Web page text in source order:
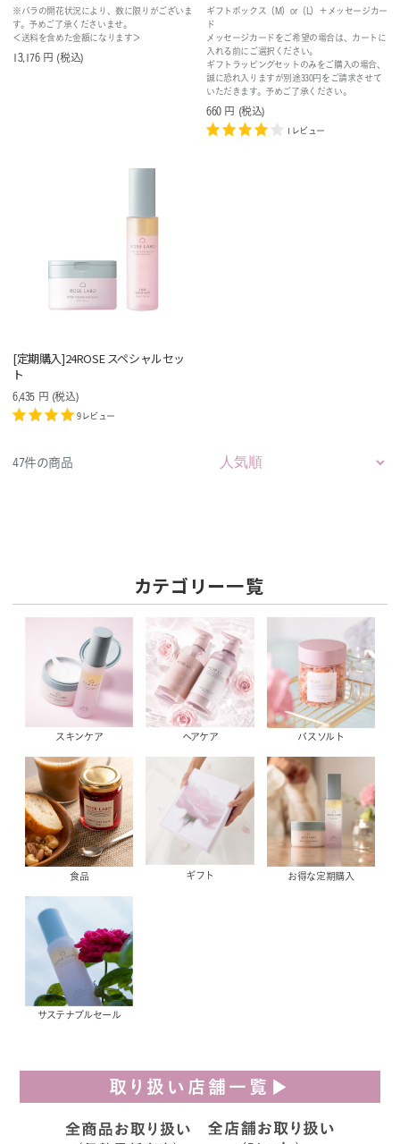
※バラの開花状況により、数に限りがございま
す。予めご了承くださいませ。
＜送料を含めた金額になります＞
13,176 円 (税込)
ギフトボックス（M）or（L）＋メッセージカー
ド
メッセージカードをご希望の場合は、カートに
入れる前にご選択ください。
ギフトラッピングセットのみをご購入の場合、
誠に恐れ入りますが別途330円をご請求させて
いただきます。予めご了承ください。
660 円 (税込)
1レビュー
[定期購入]24ROSE スペシャルセッ
ト
6,435 円 (税込)
9レビュー
47件の商品
カテゴリー一覧
スキンケア ヘアケア バスソルト
食品 ギフト お得な定期購入
サステナブルセール
取り扱い店舗一覧▶